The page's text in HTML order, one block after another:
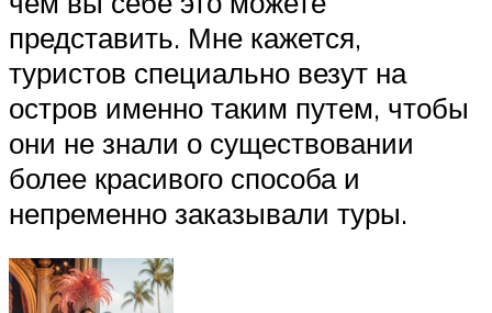
представить. Мне кажется,
туристов специально везут на
остров именно таким путем, чтобы
они не знали о существовании
более красивого способа и
непременно заказывали туры.